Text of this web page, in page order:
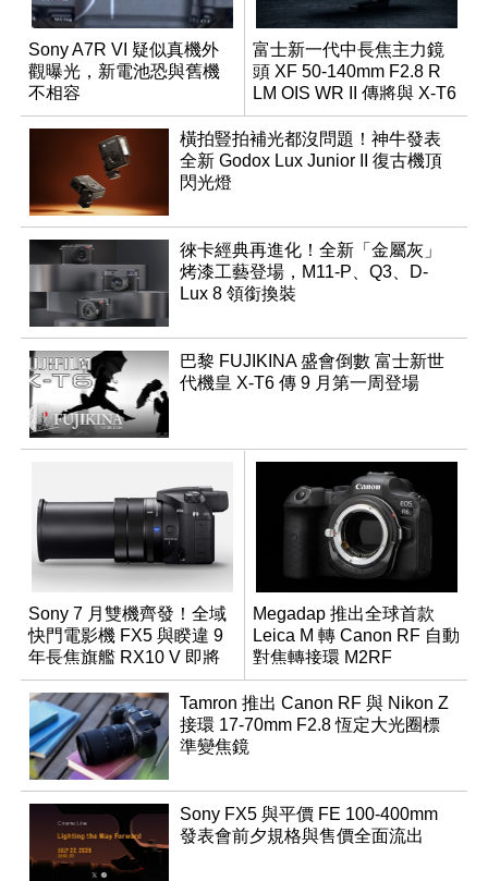
Sony A7R VI 疑似真機外
觀曝光，新電池恐與舊機
不相容
富士新一代中長焦主力鏡
頭 XF 50-140mm F2.8 R
LM OIS WR II 傳將與 X-T6
同步亮相
橫拍豎拍補光都沒問題！神牛發表
全新 Godox Lux Junior II 復古機頂
閃光燈
徠卡經典再進化！全新「金屬灰」
烤漆工藝登場，M11-P、Q3、D-
Lux 8 領銜換裝
巴黎 FUJIKINA 盛會倒數 富士新世
代機皇 X-T6 傳 9 月第一周登場
Sony 7 月雙機齊發！全域
快門電影機 FX5 與睽違 9
年長焦旗艦 RX10 V 即將
登場
Megadap 推出全球首款
Leica M 轉 Canon RF 自動
對焦轉接環 M2RF
Tamron 推出 Canon RF 與 Nikon Z
接環 17-70mm F2.8 恆定大光圈標
準變焦鏡
Sony FX5 與平價 FE 100-400mm
發表會前夕規格與售價全面流出